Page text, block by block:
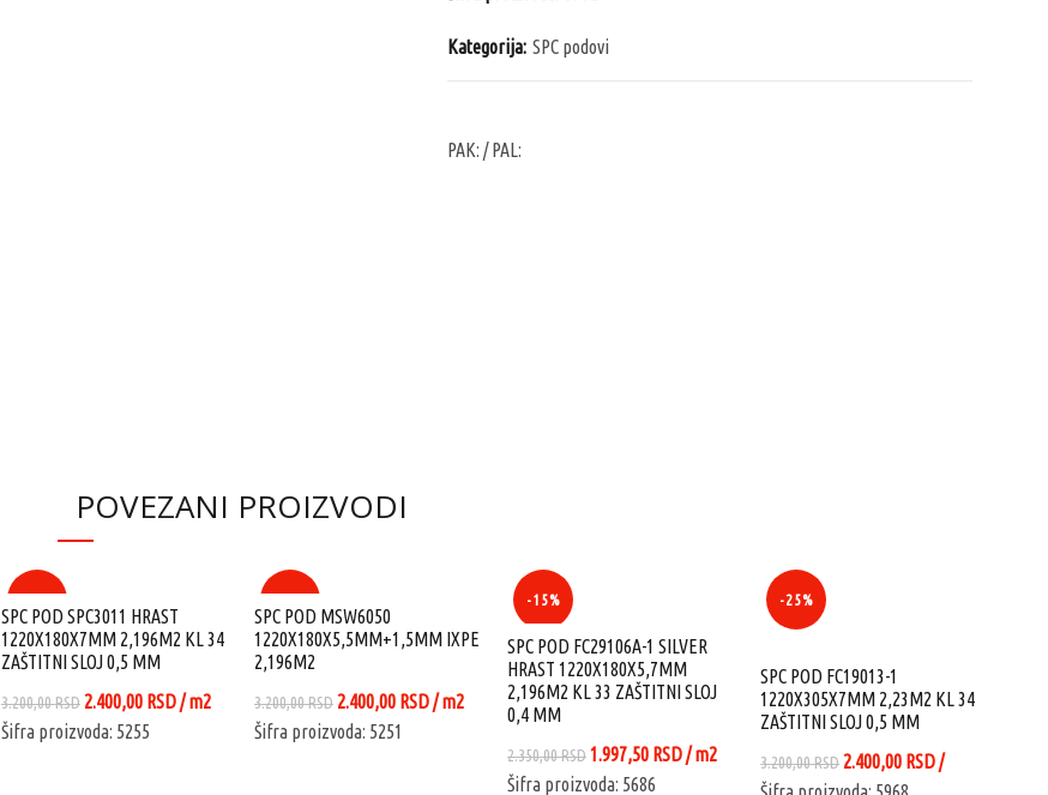
Kategorija: SPC podovi
PAK:/ PAL:
POVEZANI PROIZVODI
-25%
SPC POD SPC3011 HRAST
1220X180X7MM 2,196M2 KL 34
ZAŠTITNI SLOJ 0,5 MM
3.200,00RSD Originalna
cena
2.400,00 RSDTrenutna
/ m2
Šifra proizvoda: 5255
-25%
SPC POD MSW6050
1220X180X5,5MM+1,5MM IXPE
2,196M2
3.200,00RSD Originalna
cena
2.400,00 RSDTrenutna
2.400,00 RSD.
/ m2
Šifra proizvoda: 5251
-15%
SPC POD FC29106A-1 SILVER
HRAST 1220X180X5,7MM
2,196M2 KL 33 ZAŠTITNI SLOJ
0,4 MM
2.350,00RSDOriginalna
cena
1.997,50 RSDTrenutna
/ m2
Šifra proizvoda: 5686
-25%
SPC POD FC19013-1
1220X305X7MM 2,23M2 KL 34
ZAŠTITNI SLOJ 0,5 MM
3.200,00RSD Originalna
cena
2.400,00 RSDTrenutna
/